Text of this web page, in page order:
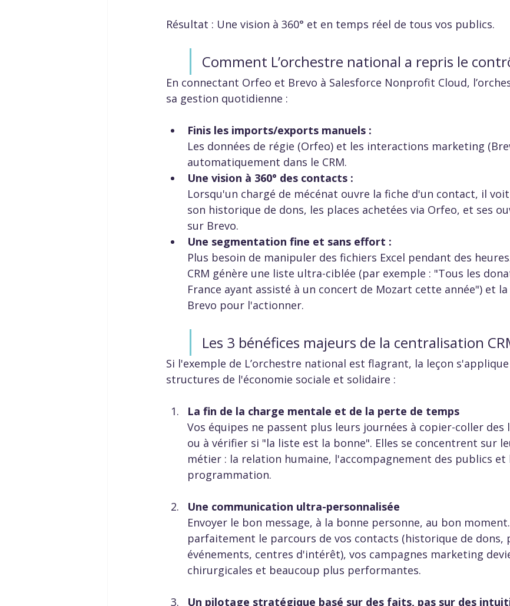
Résultat : Une vision à 360° et en temps réel de tous vos publics.
Comment L’orchestre national a repris le
En connectant Orfeo et Brevo à Salesforce Nonprofit Cloud,
sa gestion quotidienne :
Finis les imports/exports manuels :
Les données de régie (Orfeo) et les interactions marketing
automatiquement dans le CRM.
Une vision à 360° des contacts :
Lorsqu'un chargé de mécénat ouvre la fiche d'un contact, il
son historique de dons, les places achetées via Orfeo, et ses
sur Brevo.
Une segmentation fine et sans effort :
Plus besoin de manipuler des fichiers Excel pendant des
CRM génère une liste ultra-ciblée (par exemple : "Tous les
France ayant assisté à un concert de Mozart cette année") et
Brevo pour l'actionner.
Les 3 bénéfices majeurs de la centralisation
Si l'exemple de L’orchestre national est flagrant, la leçon
structures de l'économie sociale et solidaire :
La fin de la charge mentale et de la perte de temps
Vos équipes ne passent plus leurs journées à copier-coller des
ou à vérifier si "la liste est la bonne". Elles se concentrent sur
métier : la relation humaine, l'accompagnement des publics et
programmation.
Une communication ultra-personnalisée
Envoyer le bon message, à la bonne personne, au bon
parfaitement le parcours de vos contacts (historique de dons,
événements, centres d'intérêt), vos campagnes marketing
chirurgicales et beaucoup plus performantes.
Un pilotage stratégique basé sur des faits, pas sur des